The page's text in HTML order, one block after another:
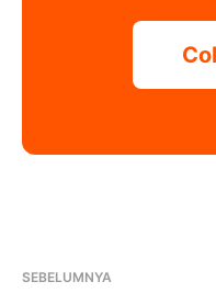
SEBELUMNYA